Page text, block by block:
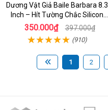
Dương Vật Giả Baile Barbara 8.3
Inch – Hít Tường Chắc Silicon
Giống Thật Cực Phê Cho Nữ Giới
350.000₫ 397.000₫
(910)
1 2